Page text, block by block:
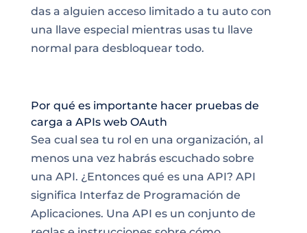
das a alguien acceso limitado a tu auto con
una llave especial mientras usas tu llave
normal para desbloquear todo.
Por qué es importante hacer pruebas de
carga a APIs web OAuth
Sea cual sea tu rol en una organización, al
menos una vez habrás escuchado sobre
una API. ¿Entonces qué es una API? API
significa Interfaz de Programación de
Aplicaciones. Una API es un conjunto de